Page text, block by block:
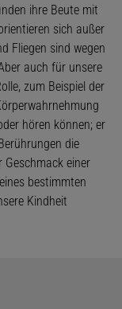
ihre Beute mit
sich außer
Fliegen sind wegen
auch für unsere
zum Beispiel der
hören können; er
die
Geschmack einer
bestimmten
Kindheit